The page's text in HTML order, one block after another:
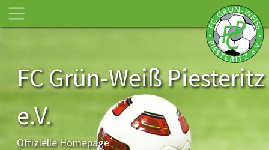
FC Grün-Weiß Piesteritz
e.V.
Offizielle Homepage